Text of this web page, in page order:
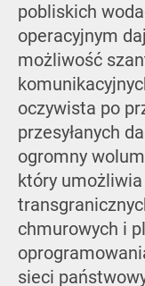
pobliskich
operacyjnym
możliwość
oczywista po
przesyłanych
ogromny
który
chmurowych i
sieci